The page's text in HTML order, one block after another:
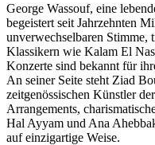
George Wassouf, eine
begeistert seit Jahrzehnten
unverwechselbaren Stimme,
Klassikern wie Kalam El
Konzerte sind bekannt für
An seiner Seite steht Ziad
zeitgenössischen Künstler
Arrangements,
Hal Ayyam und Ana
auf einzigartige Weise.